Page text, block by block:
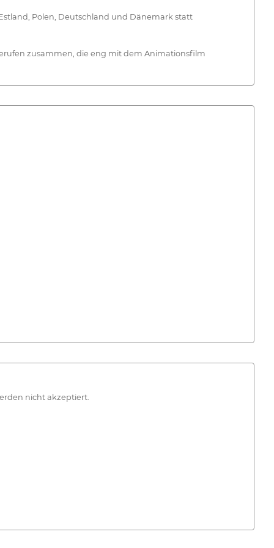
Polen, Deutschland und Dänemark statt
zusammen, die eng mit dem Animationsfilm
nicht akzeptiert.